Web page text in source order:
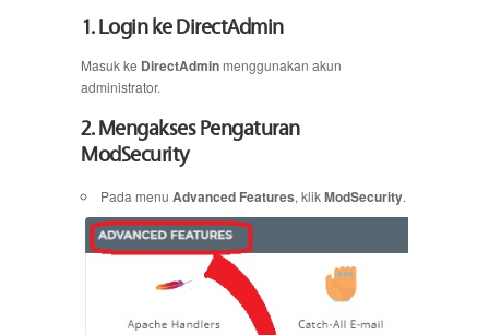
1. Login ke DirectAdmin
Masuk ke DirectAdminmenggunakan akun
administrator.
2. Mengakses Pengaturan
ModSecurity
Pada menu Advanced Features, klikModSecurity.